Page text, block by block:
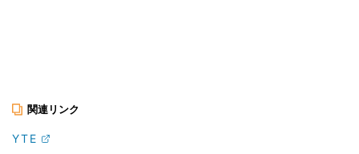
関連リンク
YTE